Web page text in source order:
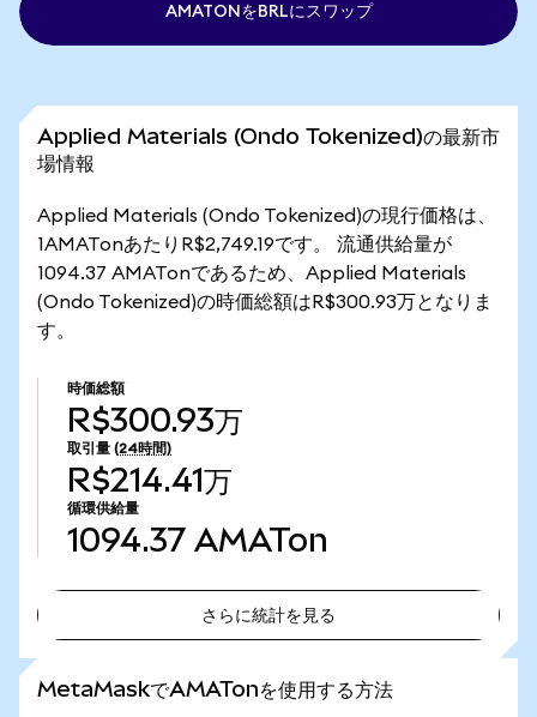
AMATONをBRLにスワップ
Applied Materials (Ondo Tokenized)の最新市
場情報
Applied Materials (Ondo Tokenized)の現行価格は、
1AMATonあたりR$2,749.19です。 流通供給量が
1094.37 AMATonであるため、Applied Materials
(Ondo Tokenized)の時価総額はR$300.93万となりま
す。
時価総額
R$300.93万
取引量 (24時間)
R$214.41万
循環供給量
1094.37 AMATon
さらに統計を見る
MetaMaskでAMATonを使用する方法